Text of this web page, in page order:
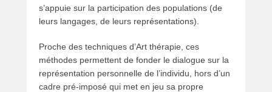
s’appuie sur la participation des populations (de
leurs langages, de leurs représentations).
Proche des techniques d’Art thérapie, ces
méthodes permettent de fonder le dialogue sur la
représentation personnelle de l’individu, hors d’un
cadre pré-imposé qui met en jeu sa propre